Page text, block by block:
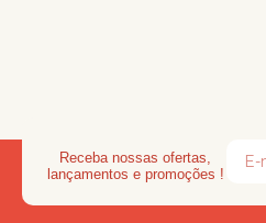
Receba nossas ofertas,
lançamentos e promoções !